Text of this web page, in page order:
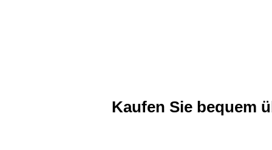
Kaufen Sie bequem